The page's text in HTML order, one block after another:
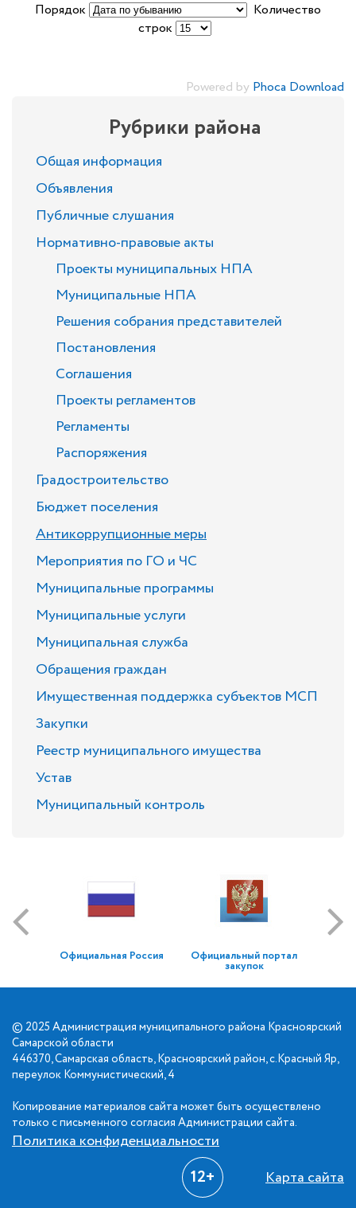
Порядок
Количество
строк
Powered by Phoca Download
Рубрики района
Общая информация
Объявления
Публичные слушания
Нормативно-правовые акты
Проекты муниципальных НПА
Муниципальные НПА
Решения собрания представителей
Постановления
Соглашения
Проекты регламентов
Регламенты
Распоряжения
Градостроительство
Бюджет поселения
Антикоррупционные меры
Мероприятия по ГО и ЧС
Муниципальные программы
Муниципальные услуги
Муниципальная служба
Обращения граждан
Имущественная поддержка субъектов МСП
Закупки
Реестр муниципального имущества
Устав
Муниципальный контроль
Официальная Россия Официальный портал
закупок
© 2025 Администрация муниципального района Красноярский
Самарской области
446370, Самарская область, Красноярский район, с.Красный Яр,
переулок Коммунистический, 4
Копирование материалов сайта может быть осуществлено
только с письменного согласия Администрации сайта.
Политика конфиденциальности
12+ Карта сайта